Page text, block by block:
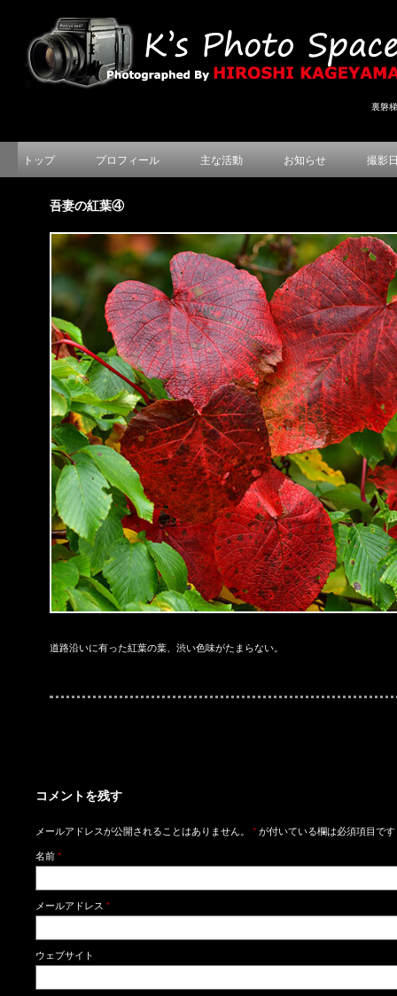
裏磐
トップ プロフィール 主な活動 お知らせ 撮影
吾妻の紅葉④
道路沿いに有った紅葉の葉、渋い色味がたまらない。
コメントを残す
メールアドレスが公開されることはありません。 *が付いている欄は必須項目です
名前*
メールアドレス *
ウェブサイト